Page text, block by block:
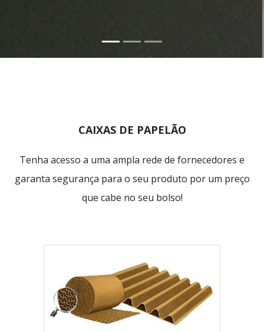
CAIXAS DE PAPELÃO
Tenha acesso a uma ampla rede de fornecedores e
garanta segurança para o seu produto por um preço
que cabe no seu bolso!